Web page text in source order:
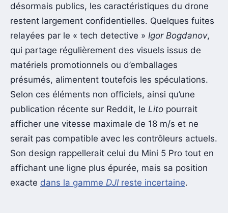
désormais publics, les caractéristiques du drone
restent largement confidentielles. Quelques fuites
relayées par le « tech detective » Igor Bogdanov,
qui partage régulièrement des visuels issus de
matériels promotionnels ou d’emballages
présumés, alimentent toutefois les spéculations.
Selon ces éléments non officiels, ainsi qu’une
publication récente sur Reddit, le Lito pourrait
afficher une vitesse maximale de 18 m/s et ne
serait pas compatible avec les contrôleurs actuels.
Son design rappellerait celui du Mini 5 Pro tout en
affichant une ligne plus épurée, mais sa position
exacte dans la gamme DJI reste incertaine.